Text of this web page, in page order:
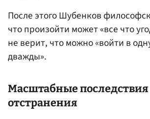
После этого Шубенков
что произойти может «все что
не верит, что можно «войти в
дважды».
Масштабные последствия
отстранения